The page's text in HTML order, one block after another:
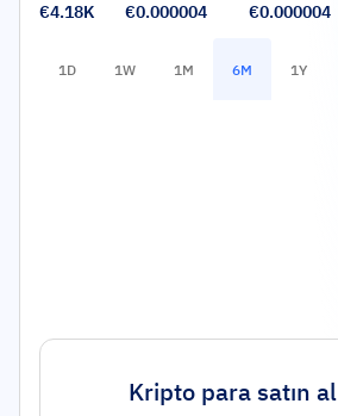
€4.18K €0.000004 €0.000004
1D 1W 1M 6M 1Y
Kripto para satın al